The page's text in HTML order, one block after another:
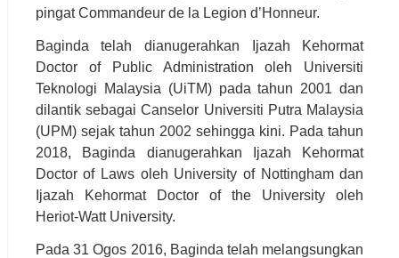
pingat Commandeur de la Legion d’Honneur.
Baginda telah dianugerahkan Ijazah Kehormat
Doctor of Public Administration oleh Universiti
Teknologi Malaysia (UiTM) pada tahun 2001 dan
dilantik sebagai Canselor Universiti Putra Malaysia
(UPM) sejak tahun 2002 sehingga kini. Pada tahun
2018, Baginda dianugerahkan Ijazah Kehormat
Doctor of Laws oleh University of Nottingham dan
Ijazah Kehormat Doctor of the University oleh
Heriot-Watt University.
Pada 31 Ogos 2016, Baginda telah melangsungkan